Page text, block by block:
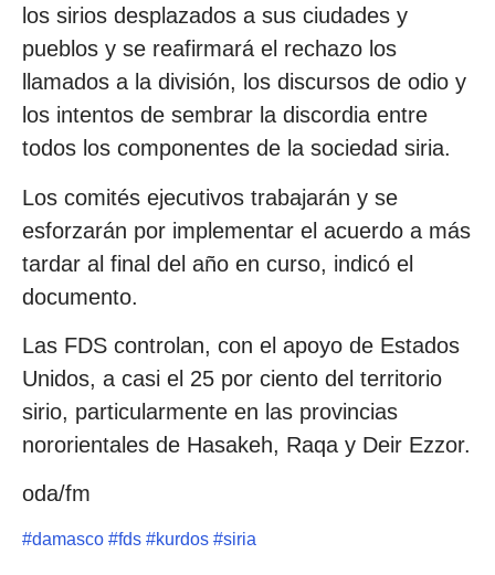
los sirios desplazados a sus ciudades y
pueblos y se reafirmará el rechazo los
llamados a la división, los discursos de odio y
los intentos de sembrar la discordia entre
todos los componentes de la sociedad siria.
Los comités ejecutivos trabajarán y se
esforzarán por implementar el acuerdo a más
tardar al final del año en curso, indicó el
documento.
Las FDS controlan, con el apoyo de Estados
Unidos, a casi el 25 por ciento del territorio
sirio, particularmente en las provincias
nororientales de Hasakeh, Raqa y Deir Ezzor.
oda/fm
#damasco #fds #kurdos #siria